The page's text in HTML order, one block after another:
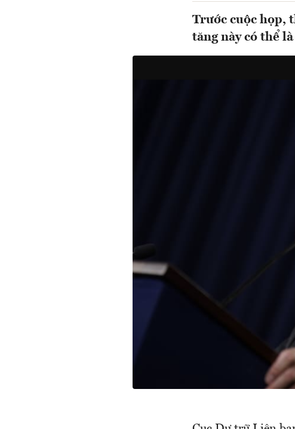
Trước cuộc họp,
tăng này có thể